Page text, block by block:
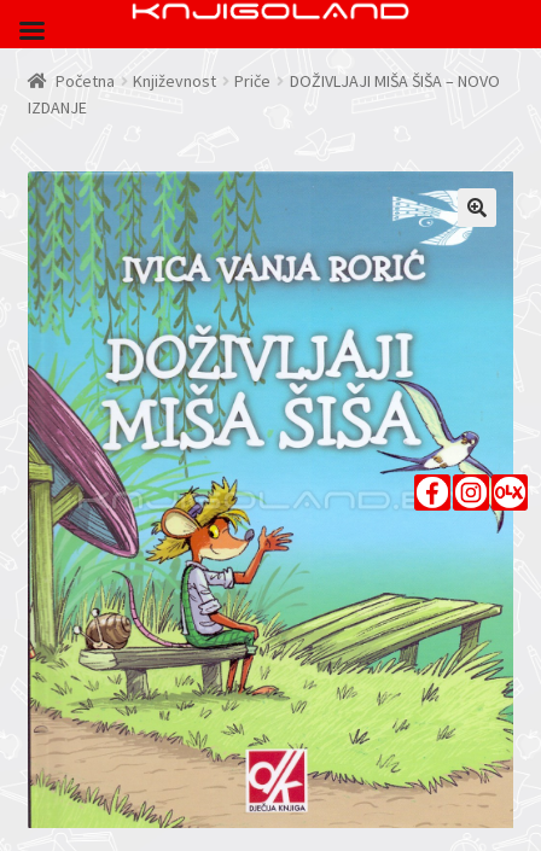
Početna Književnost Priče
DOŽIVLJAJI MIŠA ŠIŠA – NOVO
IZDANJE